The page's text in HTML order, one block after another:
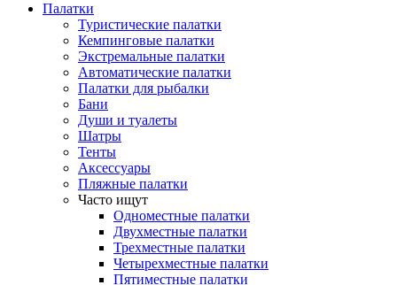
Палатки
Туристические палатки
Кемпинговые палатки
Экстремальные палатки
Автоматические палатки
Палатки для рыбалки
Бани
Души и туалеты
Шатры
Тенты
Аксессуары
Пляжные палатки
Часто ищут
Одноместные палатки
Двухместные палатки
Трехместные палатки
Четырехместные палатки
Пятиместные палатки